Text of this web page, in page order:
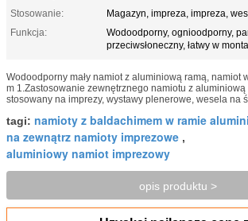
Stosowanie:
Magazyn, impreza, impreza,
Funkcja:
Wodoodporny, ognioodporny,
przeciwsłoneczny, łatwy w
Wodoodporny mały namiot z aluminiową ramą, namiot
m 1.Zastosowanie zewnętrznego namiotu z aluminiową
stosowany na imprezy, wystawy plenerowe, wesela na
tagi: namioty z baldachimem w ramie
na zewnątrz namioty imprezowe ,
aluminiowy namiot imprezowy
opis produktu >